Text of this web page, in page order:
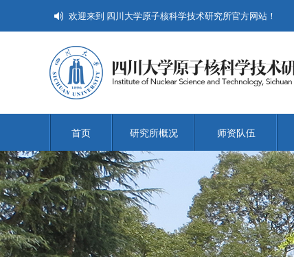
欢迎来到 四川大学原子核科学技术研究所官方网站！
首页 研究所概况 师资队伍